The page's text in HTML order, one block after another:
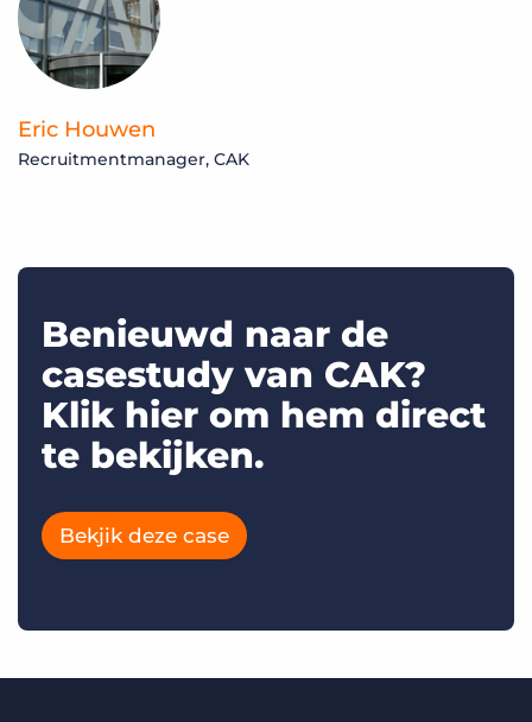
Eric Houwen
Recruitmentmanager, CAK
Benieuwd naar de
casestudy van CAK?
Klik hier om hem direct
te bekijken.
Bekjik deze case